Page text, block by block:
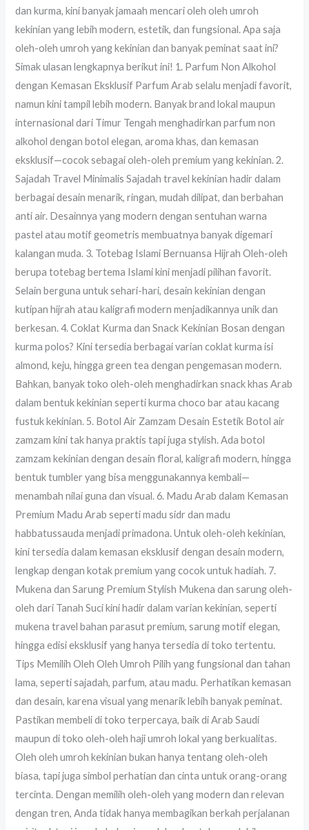
dan kurma, kini banyak jamaah mencari oleh oleh umroh
kekinian yang lebih modern, estetik, dan fungsional. Apa saja
oleh-oleh umroh yang kekinian dan banyak peminat saat ini?
Simak ulasan lengkapnya berikut ini! 1. Parfum Non Alkohol
dengan Kemasan Eksklusif Parfum Arab selalu menjadi favorit,
namun kini tampil lebih modern. Banyak brand lokal maupun
internasional dari Timur Tengah menghadirkan parfum non
alkohol dengan botol elegan, aroma khas, dan kemasan
eksklusif—cocok sebagai oleh-oleh premium yang kekinian. 2.
Sajadah Travel Minimalis Sajadah travel kekinian hadir dalam
berbagai desain menarik, ringan, mudah dilipat, dan berbahan
anti air. Desainnya yang modern dengan sentuhan warna
pastel atau motif geometris membuatnya banyak digemari
kalangan muda. 3. Totebag Islami Bernuansa Hijrah Oleh-oleh
berupa totebag bertema Islami kini menjadi pilihan favorit.
Selain berguna untuk sehari-hari, desain kekinian dengan
kutipan hijrah atau kaligrafi modern menjadikannya unik dan
berkesan. 4. Coklat Kurma dan Snack Kekinian Bosan dengan
kurma polos? Kini tersedia berbagai varian coklat kurma isi
almond, keju, hingga green tea dengan pengemasan modern.
Bahkan, banyak toko oleh-oleh menghadirkan snack khas Arab
dalam bentuk kekinian seperti kurma choco bar atau kacang
fustuk kekinian. 5. Botol Air Zamzam Desain Estetik Botol air
zamzam kini tak hanya praktis tapi juga stylish. Ada botol
zamzam kekinian dengan desain floral, kaligrafi modern, hingga
bentuk tumbler yang bisa menggunakannya kembali—
menambah nilai guna dan visual. 6. Madu Arab dalam Kemasan
Premium Madu Arab seperti madu sidr dan madu
habbatussauda menjadi primadona. Untuk oleh-oleh kekinian,
kini tersedia dalam kemasan eksklusif dengan desain modern,
lengkap dengan kotak premium yang cocok untuk hadiah. 7.
Mukena dan Sarung Premium Stylish Mukena dan sarung oleh-
oleh dari Tanah Suci kini hadir dalam varian kekinian, seperti
mukena travel bahan parasut premium, sarung motif elegan,
hingga edisi eksklusif yang hanya tersedia di toko tertentu.
Tips Memilih Oleh Oleh Umroh Pilih yang fungsional dan tahan
lama, seperti sajadah, parfum, atau madu. Perhatikan kemasan
dan desain, karena visual yang menarik lebih banyak peminat.
Pastikan membeli di toko terpercaya, baik di Arab Saudi
maupun di toko oleh-oleh haji umroh lokal yang berkualitas.
Oleh oleh umroh kekinian bukan hanya tentang oleh-oleh
biasa, tapi juga simbol perhatian dan cinta untuk orang-orang
tercinta. Dengan memilih oleh-oleh yang modern dan relevan
dengan tren, Anda tidak hanya membagikan berkah perjalanan